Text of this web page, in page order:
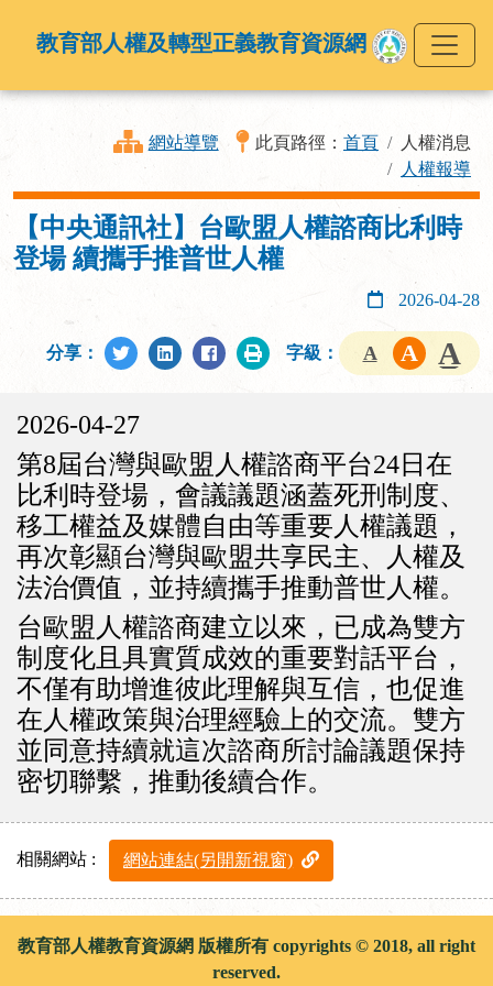
教育部人權及轉型正義教育資源網
網站導覽 此頁路徑： 首頁
人權消息
人權報導
【中央通訊社】台歐盟人權諮商比利時
登場 續攜手推普世人權
2026-04-28
分享： 字級：
2026-04-27
第8屆台灣與歐盟人權諮商平台24日在
比利時登場，會議議題涵蓋死刑制度、
移工權益及媒體自由等重要人權議題，
再次彰顯台灣與歐盟共享民主、人權及
法治價值，並持續攜手推動普世人權。
台歐盟人權諮商建立以來，已成為雙方
制度化且具實質成效的重要對話平台，
不僅有助增進彼此理解與互信，也促進
在人權政策與治理經驗上的交流。雙方
並同意持續就這次諮商所討論議題保持
密切聯繫，推動後續合作。
相關網站 : 網站連結(另開新視窗)
教育部人權教育資源網 版權所有 copyrights © 2018, all right
reserved.